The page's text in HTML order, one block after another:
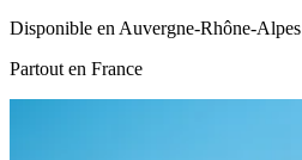
Disponible en Auvergne-Rhône-Alpes
Partout en France